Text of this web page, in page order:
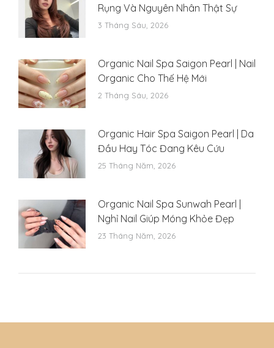
Rụng Và Nguyên Nhân Thật Sự
3 Tháng Sáu, 2026
Organic Nail Spa Saigon Pearl | Nail
Organic Cho Thế Hệ Mới
2 Tháng Sáu, 2026
Organic Hair Spa Saigon Pearl | Da
Đầu Hay Tóc Đang Kêu Cứu
25 Tháng Năm, 2026
Organic Nail Spa Sunwah Pearl |
Nghỉ Nail Giúp Móng Khỏe Đẹp
23 Tháng Năm, 2026